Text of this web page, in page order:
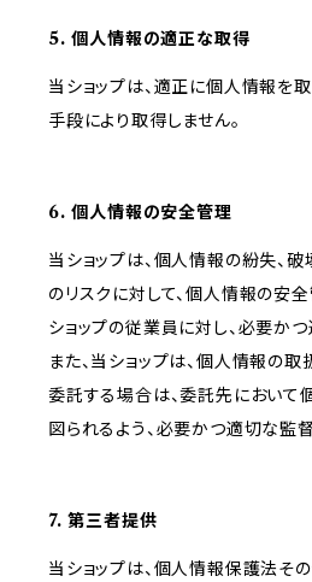
5. 個人情報の適正な取得
当ショップは、適正に個人情報を
手段により取得しません。
6. 個人情報の安全管理
当ショップは、個人情報の紛失、
のリスクに対して、個人情報の安
ショップの従業員に対し、必要か
また、当ショップは、個人情報の
委託する場合は、委託先におい
図られるよう、必要かつ適切な監
7. 第三者提供
当ショップは、個人情報保護法そ